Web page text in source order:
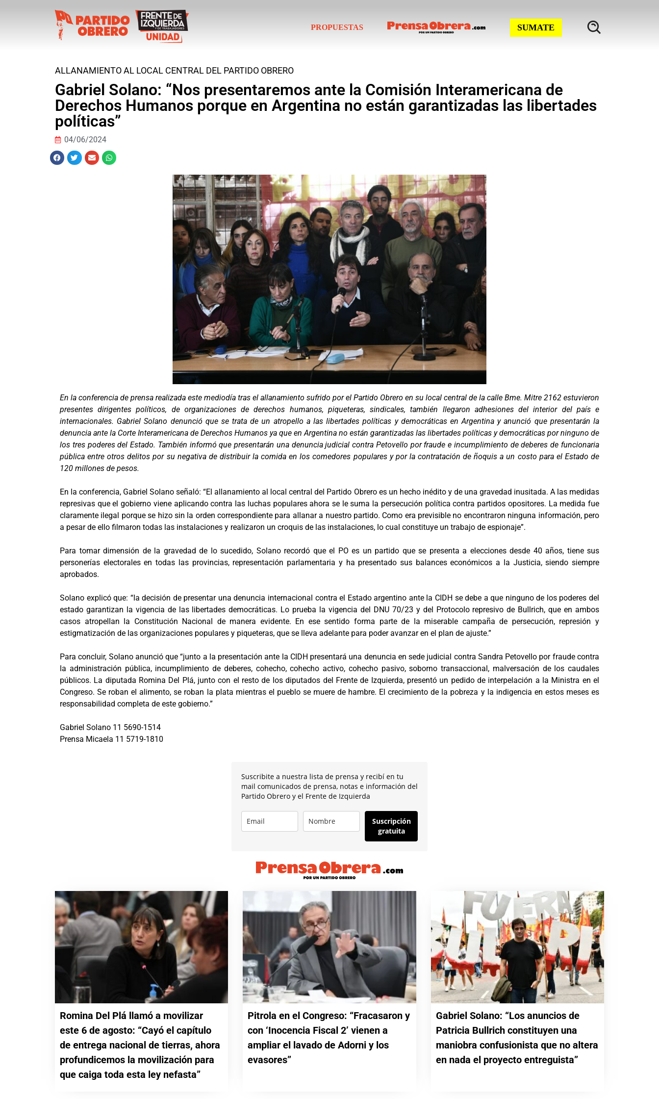
PROPUESTAS SUMATE
ALLANAMIENTO AL LOCAL CENTRAL DEL PARTIDO OBRERO
Gabriel Solano: “Nos presentaremos ante la Comisión Interamericana de
Derechos Humanos porque en Argentina no están garantizadas las libertades
políticas”
04/06/2024
En la conferencia de prensa realizada este mediodía tras el allanamiento sufrido por el Partido Obrero en su local central de la calle Bme. Mitre 2162 estuvieron
presentes dirigentes políticos, de organizaciones de derechos humanos, piqueteras, sindicales, también llegaron adhesiones del interior del país e
internacionales. Gabriel Solano denunció que se trata de un atropello a las libertades políticas y democráticas en Argentina y anunció que presentarán la
denuncia ante la Corte Interamericana de Derechos Humanos ya que en Argentina no están garantizadas las libertades políticas y democráticas por ninguno de
los tres poderes del Estado. También informó que presentarán una denuncia judicial contra Petovello por fraude e incumplimiento de deberes de funcionaria
pública entre otros delitos por su negativa de distribuir la comida en los comedores populares y por la contratación de ñoquis a un costo para el Estado de
120 millones de pesos.
En la conferencia, Gabriel Solano señaló: “El allanamiento al local central del Partido Obrero es un hecho inédito y de una gravedad inusitada. A las medidas
represivas que el gobierno viene aplicando contra las luchas populares ahora se le suma la persecución política contra partidos opositores. La medida fue
claramente ilegal porque se hizo sin la orden correspondiente para allanar a nuestro partido. Como era previsible no encontraron ninguna información, pero
a pesar de ello filmaron todas las instalaciones y realizaron un croquis de las instalaciones, lo cual constituye un trabajo de espionaje”.
Para tomar dimensión de la gravedad de lo sucedido, Solano recordó que el PO es un partido que se presenta a elecciones desde 40 años, tiene sus
personerías electorales en todas las provincias, representación parlamentaria y ha presentado sus balances económicos a la Justicia, siendo siempre
aprobados.
Solano explicó que: “la decisión de presentar una denuncia internacional contra el Estado argentino ante la CIDH se debe a que ninguno de los poderes del
estado garantizan la vigencia de las libertades democráticas. Lo prueba la vigencia del DNU 70/23 y del Protocolo represivo de Bullrich, que en ambos
casos atropellan la Constitución Nacional de manera evidente. En ese sentido forma parte de la miserable campaña de persecución, represión y
estigmatización de las organizaciones populares y piqueteras, que se lleva adelante para poder avanzar en el plan de ajuste.”
Para concluir, Solano anunció que “junto a la presentación ante la CIDH presentará una denuncia en sede judicial contra Sandra Petovello por fraude contra
la administración pública, incumplimiento de deberes, cohecho, cohecho activo, cohecho pasivo, soborno transaccional, malversación de los caudales
públicos. La diputada Romina Del Plá, junto con el resto de los diputados del Frente de Izquierda, presentó un pedido de interpelación a la Ministra en el
Congreso. Se roban el alimento, se roban la plata mientras el pueblo se muere de hambre. El crecimiento de la pobreza y la indigencia en estos meses es
responsabilidad completa de este gobierno.”
Gabriel Solano 11 5690-1514
Prensa Micaela 11 5719-1810
Suscribite a nuestra lista de prensa y recibí en tu
mail comunicados de prensa, notas e información del
Partido Obrero y el Frente de Izquierda
Suscripción
gratuita
Romina Del Plá llamó a movilizar
este 6 de agosto: “Cayó el capítulo
de entrega nacional de tierras, ahora
profundicemos la movilización para
que caiga toda esta ley nefasta”
Pitrola en el Congreso: “Fracasaron y
con ‘Inocencia Fiscal 2’ vienen a
ampliar el lavado de Adorni y los
evasores”
Gabriel Solano: “Los anuncios de
Patricia Bullrich constituyen una
maniobra confusionista que no altera
en nada el proyecto entreguista”